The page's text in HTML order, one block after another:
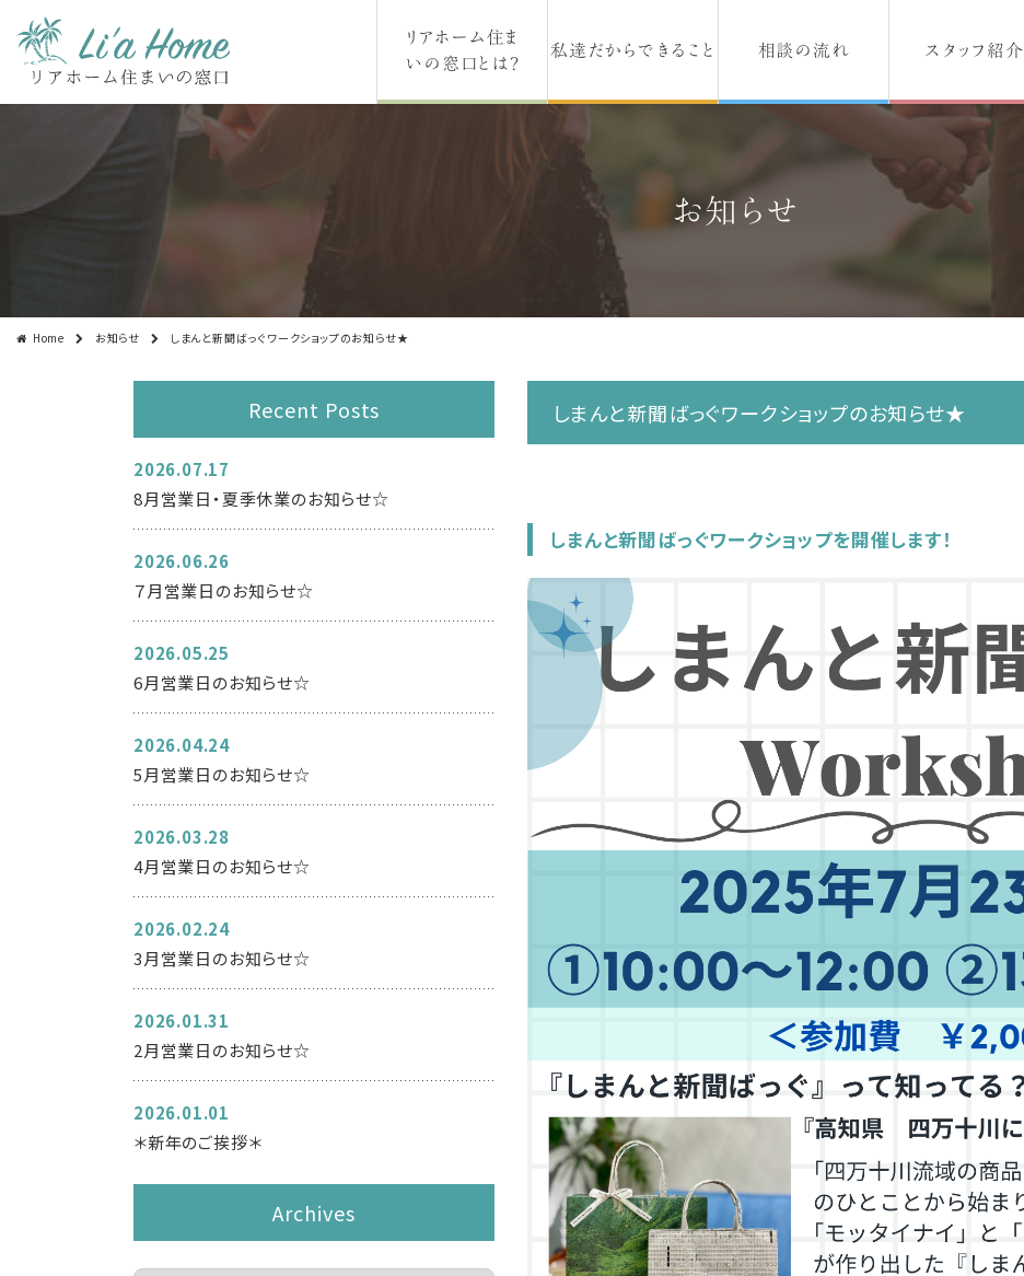
リアホーム住ま
いの窓口とは？
私達だからできること 相談の流れ スタッフ紹介
お知らせ
Home お知らせ しまんと新聞ばっぐワークショップのお知らせ★
しまんと新聞ばっぐワークショップのお知らせ★
しまんと新聞ばっぐワークショップを開催します！
Recent Posts
2026.07.17
8月営業日・夏季休業のお知らせ☆
2026.06.26
７月営業日のお知らせ☆
2026.05.25
6月営業日のお知らせ☆
2026.04.24
5月営業日のお知らせ☆
2026.03.28
4月営業日のお知らせ☆
2026.02.24
3月営業日のお知らせ☆
2026.01.31
2月営業日のお知らせ☆
2026.01.01
＊新年のご挨拶＊
Archives